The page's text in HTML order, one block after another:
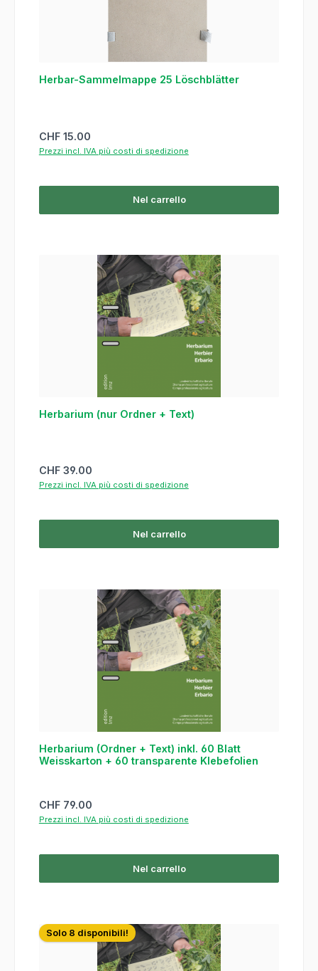
Herbar-Sammelmappe 25 Löschblätter
Prezzo normale:
CHF 15.00
Prezzi incl. IVA più costi di spedizione
Nel carrello
Herbarium (nur Ordner + Text)
Prezzo normale:
CHF 39.00
Prezzi incl. IVA più costi di spedizione
Nel carrello
Herbarium (Ordner + Text) inkl. 60 Blatt
Weisskarton + 60 transparente Klebefolien
Prezzo normale:
CHF 79.00
Prezzi incl. IVA più costi di spedizione
Nel carrello
Solo 8 disponibili!